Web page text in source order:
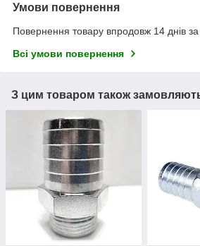
Умови повернення
Повернення товару впродовж 14 днів
Всі умови повернення
З цим товаром також